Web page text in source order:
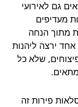
גם לאירועי
מעדיפים
מתוך הנחה
ירצה ליהנות
שלא כל
פירות זה